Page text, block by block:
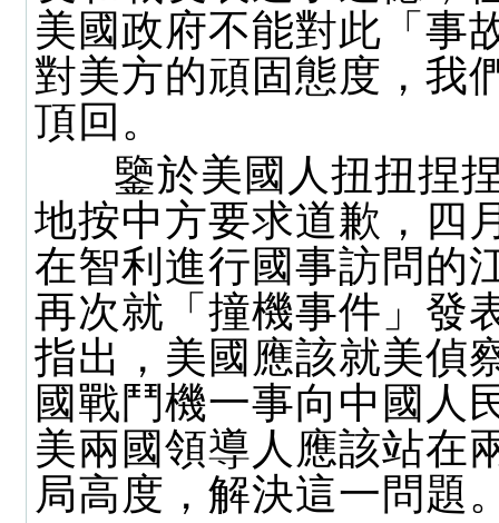
美國政府不能對此「事
對美方的頑固態度，我
頂回。
鑒於美國人扭扭捏
地按中方要求道歉，四
在智利進行國事訪問的
再次就「撞機事件」發
指出，美國應該就美偵
國戰鬥機一事向中國人
美兩國領導人應該站在
局高度，解決這一問題